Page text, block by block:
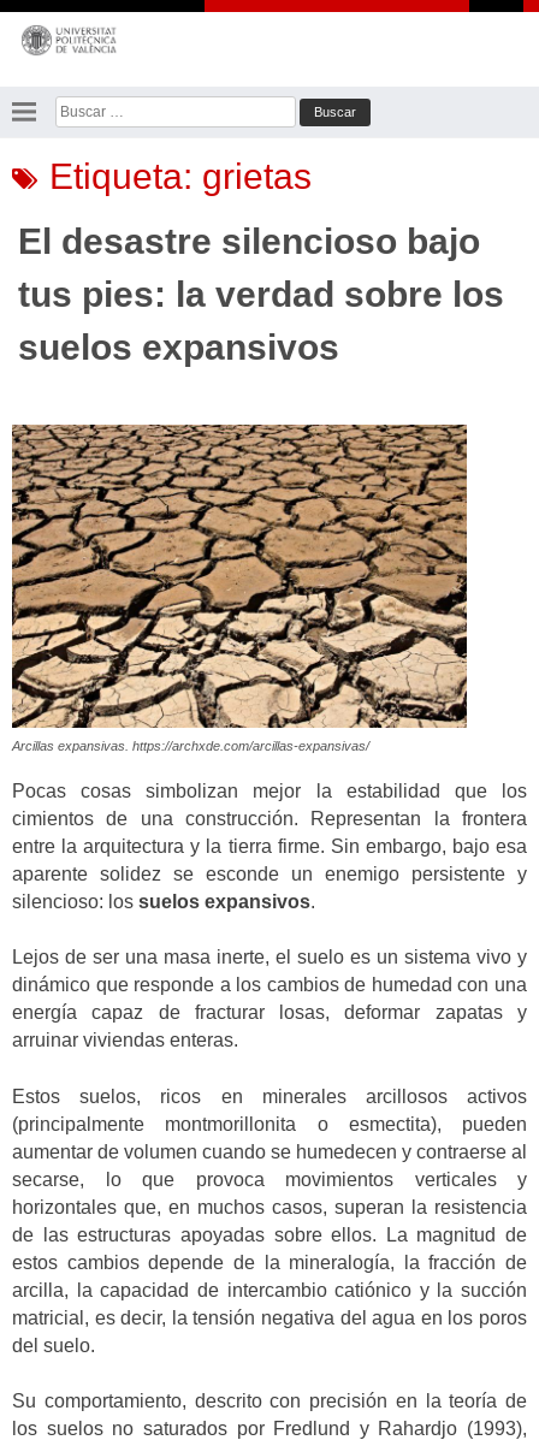
Saltar
contenido
Buscar:
Etiqueta: grietas
El desastre silencioso bajo
tus pies: la verdad sobre los
suelos expansivos
Arcillas expansivas. https://archxde.com/arcillas-expansivas/
Pocas cosas simbolizan mejor la estabilidad que los
cimientos de una construcción. Representan la frontera
entre la arquitectura y la tierra firme. Sin embargo, bajo esa
aparente solidez se esconde un enemigo persistente y
silencioso: los suelos expansivos.
Lejos de ser una masa inerte, el suelo es un sistema vivo y
dinámico que responde a los cambios de humedad con una
energía capaz de fracturar losas, deformar zapatas y
arruinar viviendas enteras.
Estos suelos, ricos en minerales arcillosos activos
(principalmente montmorillonita o esmectita), pueden
aumentar de volumen cuando se humedecen y contraerse al
secarse, lo que provoca movimientos verticales y
horizontales que, en muchos casos, superan la resistencia
de las estructuras apoyadas sobre ellos. La magnitud de
estos cambios depende de la mineralogía, la fracción de
arcilla, la capacidad de intercambio catiónico y la succión
matricial, es decir, la tensión negativa del agua en los poros
del suelo.
Su comportamiento, descrito con precisión en la teoría de
los suelos no saturados por Fredlund y Rahardjo (1993),